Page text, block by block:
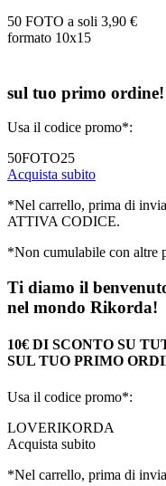
50 FOTO a soli 3,90 €
formato 10x15
sul tuo primo ordine!
Usa il codice promo*:
50FOTO25
Acquista subito
*Nel carrello, prima di
ATTIVA CODICE.
*Non cumulabile con altre
Ti diamo il
nel mondo Rikorda!
10€ DI SCONTO SU
SUL TUO PRIMO
Usa il codice promo*:
LOVERIKORDA
Acquista subito
*Nel carrello, prima di